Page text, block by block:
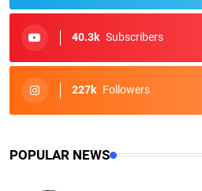
40.3k Subscribers
227k Followers
POPULAR NEWS